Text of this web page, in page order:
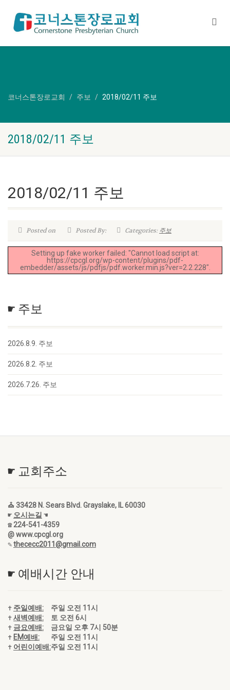
코너스톤장로교회 주보 2018/02/11 주보
2018/02/11 주보
2018/02/11 주보
Posted on Posted By: Categories:주보
Setting up fake worker failed: "Cannot load script at:
https://cpcgl.org/wp-content/plugins/pdf-
embedder/assets/js/pdfjs/pdf.worker.min.js?ver=2.2.228".
☛ 주보
2026.8.9. 주보
2026.8.2. 주보
2026.7.26. 주보
☛ 교회주소
⛪ 33428 N. Sears Blvd. Grayslake, IL 60030
☛ 오시는길 ☚
☎ 224-541-4359
@ www.cpcgl.org
✎thececc2011@gmail.com
☛ 예배시간 안내
✝ 주일예배:
주일 오전 11시
✝새벽예배:
토 오전 6시
✝ 금요예배:
금요일 오후 7시 50분
✝ EM예배:
주일 오전 11시
✝ 어린이예배:주일 오전 11시